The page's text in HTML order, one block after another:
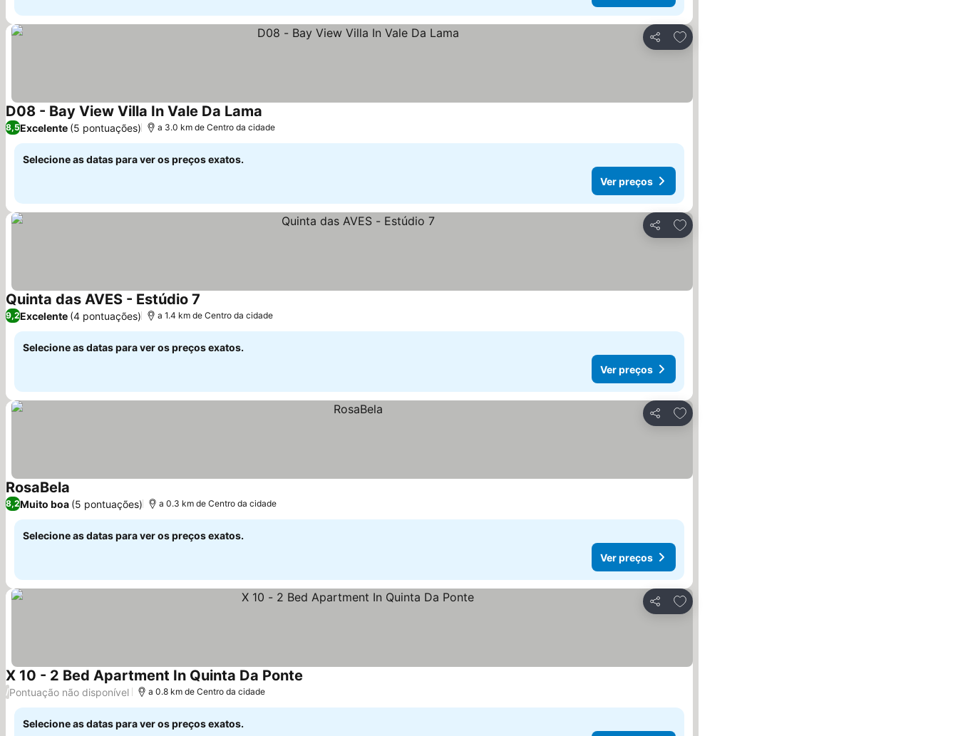
Partilhar
Adicionar aos favoritos
D08 - Bay View Villa In Vale Da Lama
8,5Excelente (5 pontuações) a 3.0 km de Centro da cidade
Selecione as datas para ver os preços exatos.
Ver preços
Partilhar
Adicionar aos favoritos
Quinta das AVES - Estúdio 7
9,2Excelente (4 pontuações) a 1.4 km de Centro da cidade
Selecione as datas para ver os preços exatos.
Ver preços
Partilhar
Adicionar aos favoritos
RosaBela
8,2Muito boa (5 pontuações) a 0.3 km de Centro da cidade
Selecione as datas para ver os preços exatos.
Ver preços
Partilhar
Adicionar aos favoritos
X 10 - 2 Bed Apartment In Quinta Da Ponte
/Pontuação não disponível a 0.8 km de Centro da cidade
Selecione as datas para ver os preços exatos.